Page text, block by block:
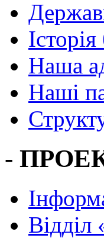
Наша
Наші
-
Вiддiл